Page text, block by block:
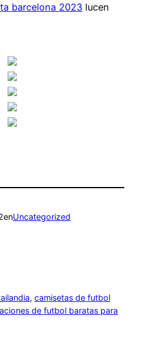
barcelona 2023 lucen
enUncategorized
, camisetas de futbol
de futbol baratas para